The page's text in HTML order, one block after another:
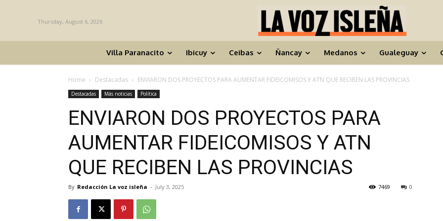
Thursday, August 6, 2026
Villa Paranacito Ibicuy Ceibas Ñancay Medanos Gualeguay
Home Destacadas ENVIARON DOS PROYECTOS PARA AUMENTAR FIDEICOMISOS Y ATN QUE RECIBEN LAS PROVINCIAS
Destacadas Más noticias Política
ENVIARON DOS PROYECTOS PARA
AUMENTAR FIDEICOMISOS Y ATN
QUE RECIBEN LAS PROVINCIAS
By Redacción La voz isleña - July 3, 2025 0
7469